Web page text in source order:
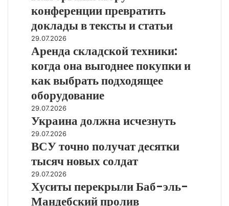
начала
конференции
превратить
доклады
в
тексты
и
статьи
конференции превратить
доклады в тексты и статьи
Аренда
складской
техники:
когда
она
выгоднее
покупки
и
как
выбрать
подходящее
29.07.2026
Аренда складской техники:
когда она выгоднее покупки и
как выбрать подходящее
оборудование
Украина
должна
исчезнуть
29.07.2026
Украина должна исчезнуть
ВСУ
точно
десятки
тысяч
новых
солдат
29.07.2026
ВСУ точно получат десятки
тысяч новых солдат
Хуситы
перекрыли
Баб-
29.07.2026
Хуситы перекрыли Баб-эль-
Мандебский пролив